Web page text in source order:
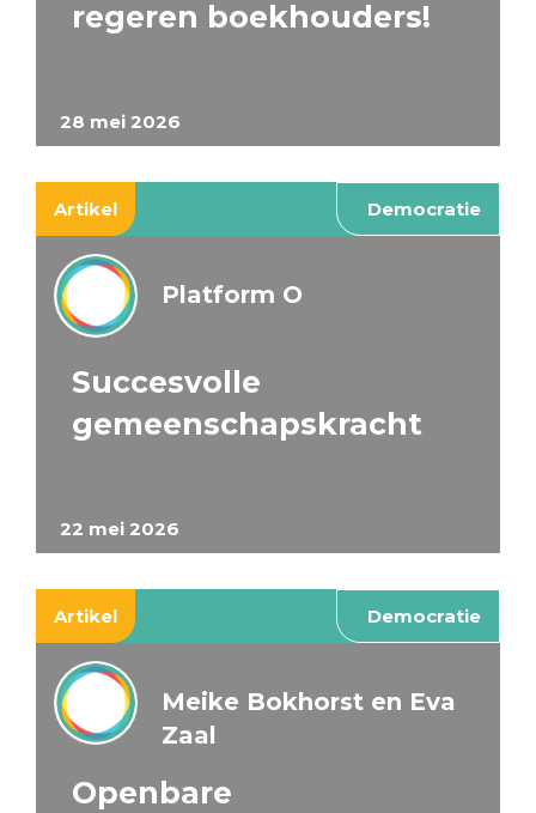
28 mei 2026
regeren boekhouders!
Artikel Democratie
22 mei 2026
Platform O
Succesvolle
gemeenschapskracht
Artikel Democratie
Meike Bokhorst en Eva
Zaal
Openbare